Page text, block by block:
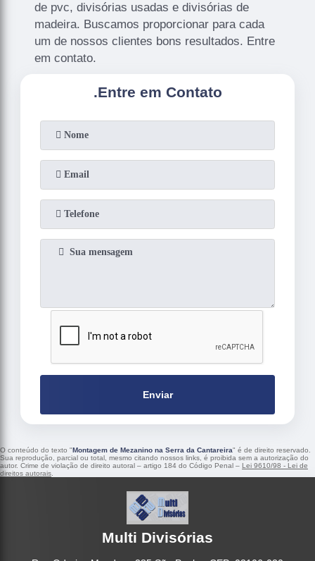
de pvc, divisórias usadas e divisórias de
madeira. Buscamos proporcionar para cada
um de nossos clientes bons resultados. Entre
em contato.
.Entre em Contato
Enviar
O conteúdo do texto "Montagem de Mezanino na Serra da Cantareira" é de direito reservado.
Sua reprodução, parcial ou total, mesmo citando nossos links, é proibida sem a autorização do
autor. Crime de violação de direito autoral – artigo 184 do Código Penal – Lei 9610/98 - Lei de
direitos autorais
Multi Divisórias